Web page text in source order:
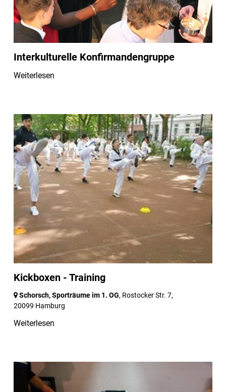
Interkulturelle Konfirmandengruppe
Weiterlesen
Kickboxen - Training
Schorsch, Sporträume im 1. OG, Rostocker Str. 7,
20099 Hamburg
Weiterlesen